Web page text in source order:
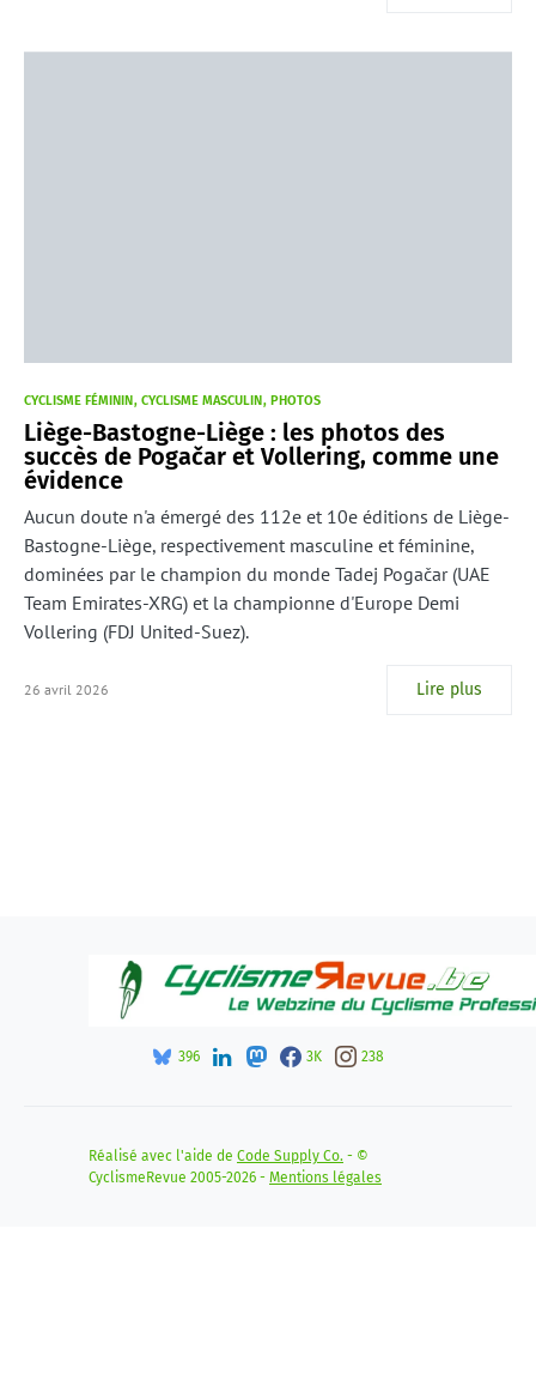
CYCLISME FÉMININ CYCLISME MASCULIN PHOTOS
Liège-Bastogne-Liège : les photos des
succès de Pogačar et Vollering, comme une
évidence
Aucun doute n'a émergé des 112e et 10e éditions de Liège-
Bastogne-Liège, respectivement masculine et féminine,
dominées par le champion du monde Tadej Pogačar (UAE
Team Emirates-XRG) et la championne d'Europe Demi
Vollering (FDJ United-Suez).
26 avril 2026 Lire plus
396 3K 238
Réalisé avec l'aide de Code Supply Co. - ©
CyclismeRevue 2005-2026 - Mentions légales